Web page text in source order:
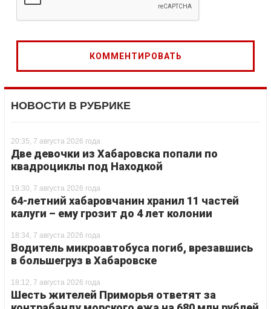
НОВОСТИ В РУБРИКЕ
20:35, 7 августа 2026 года
Две девочки из Хабаровска попали по
квадроциклы под Находкой
19:30, 7 августа 2026 года
64-летний хабаровчанин хранил 11 частей
калуги – ему грозит до 4 лет колонии
18:34, 7 августа 2026 года
Водитель микроавтобуса погиб, врезавшись
в большегруз в Хабаровске
18:12, 7 августа 2026 года
Шесть жителей Приморья ответят за